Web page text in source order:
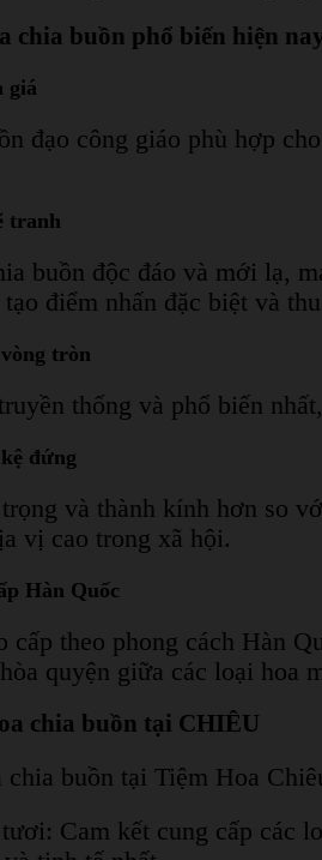
chia buồn phổ biến hiện
giá
đạo công giáo phù hợp
tranh
buồn độc đáo và mới lạ,
điểm nhấn đặc biệt và
tròn
thống và phổ biến
đứng
và thành kính hơn so
vị cao trong xã hội.
Hàn Quốc
cấp theo phong cách Hàn
quyện giữa các loại hoa
chia buồn tại CHIÊU
chia buồn tại Tiệm Hoa
Cam kết cung cấp các